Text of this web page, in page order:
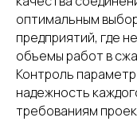
оптимальным
предприятий, где
объемы работ в
Контроль
надежность
требованиям